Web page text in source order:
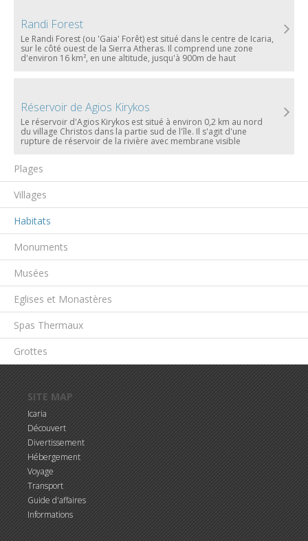
Randi Forest
Le Randi Forest (ou 'Gaia' Forêt) est situé dans le centre de Icaria,
sur le côté ouest de la Sierra Atheras. Il comprend une zone
d'environ 16 km², en une altitude, jusqu'à 900m de haut
Réservoir de Agios Kirykos
Le réservoir d'Agios Kirykos est situé à environ 0,2 km au nord
du village Christos dans la partie sud de l'île. Il s'agit d'une
rupture de réservoir de la rivière avec membrane visible
Plages
Villages
Habitats
Monuments
Musées
Eglises et Monastères
Spas Thermaux
Grottes
SITE MAP
Icaria
Découvert
Divertissement
Hébergement
Voyage
Transport
Guide d'affaires
Informations